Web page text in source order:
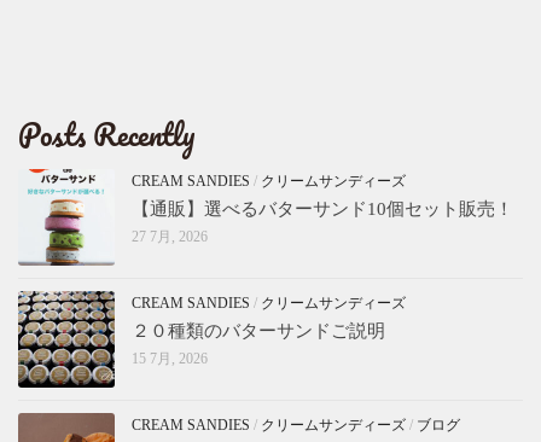
Posts Recently
CREAM SANDIES / クリームサンディーズ
【通販】選べるバターサンド10個セット販売！
27 7月, 2026
CREAM SANDIES / クリームサンディーズ
２０種類のバターサンドご説明
15 7月, 2026
CREAM SANDIES / クリームサンディーズ / ブログ